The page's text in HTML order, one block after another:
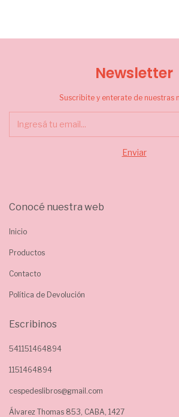
Newsletter
Suscribite y enterate de nuestras
Conocé nuestra web
Inicio
Productos
Contacto
Política de Devolución
Escribinos
541151464894
1151464894
cespedeslibros@gmail.com
Álvarez Thomas 853, CABA, 1427